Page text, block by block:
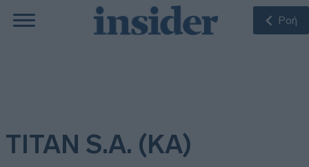
Ροή
TITAN S.A. (ΚΑ)